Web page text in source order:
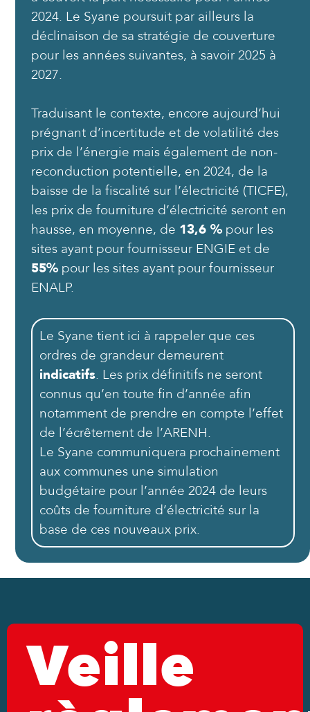
2024. Le Syane poursuit par ailleurs la
déclinaison de sa stratégie de couverture
pour les années suivantes, à savoir 2025 à
2027.
Traduisant le contexte, encore aujourd’hui
prégnant d’incertitude et de volatilité des
prix de l’énergie mais également de non-
reconduction potentielle, en 2024, de la
baisse de la fiscalité sur l’électricité (TICFE),
les prix de fourniture d’électricité seront en
hausse, en moyenne, de 13,6 %pour les
sites ayant pour fournisseur ENGIE et de
55%pour les sites ayant pour fournisseur
ENALP.
Le Syane tient ici à rappeler que ces
ordres de grandeur demeurent
indicatifs. Les prix définitifs ne seront
connus qu’en toute fin d’année afin
notamment de prendre en compte l’effet
de l’écrêtement de l’ARENH.
Le Syane communiquera prochainement
aux communes une simulation
budgétaire pour l’année 2024 de leurs
coûts de fourniture d’électricité sur la
base de ces nouveaux prix.
Veille